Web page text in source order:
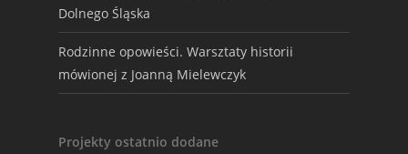
Dolnego Śląska
Rodzinne opowieści. Warsztaty historii
mówionej z Joanną Mielewczyk
Projekty ostatnio dodane